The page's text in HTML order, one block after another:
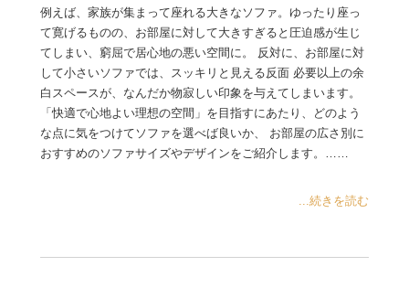
例えば、家族が集まって座れる大きなソファ。ゆったり座っ
て寛げるものの、お部屋に対して大きすぎると圧迫感が生じ
てしまい、窮屈で居心地の悪い空間に。 反対に、お部屋に対
して小さいソファでは、スッキリと見える反面 必要以上の余
白スペースが、なんだか物寂しい印象を与えてしまいます。
「快適で心地よい理想の空間」を目指すにあたり、どのよう
な点に気をつけてソファを選べば良いか、 お部屋の広さ別に
おすすめのソファサイズやデザインをご紹介します。……
...続きを読む